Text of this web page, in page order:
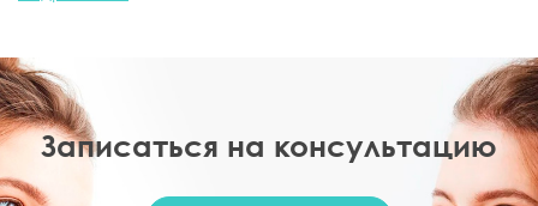
Записаться на консультацию